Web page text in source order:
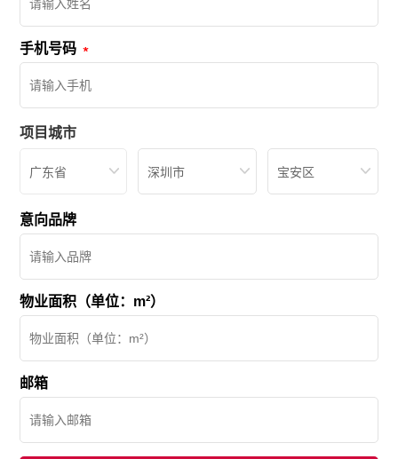
手机号码
项目城市
广东省 深圳市 宝安区
意向品牌
物业面积（单位：m²）
邮箱